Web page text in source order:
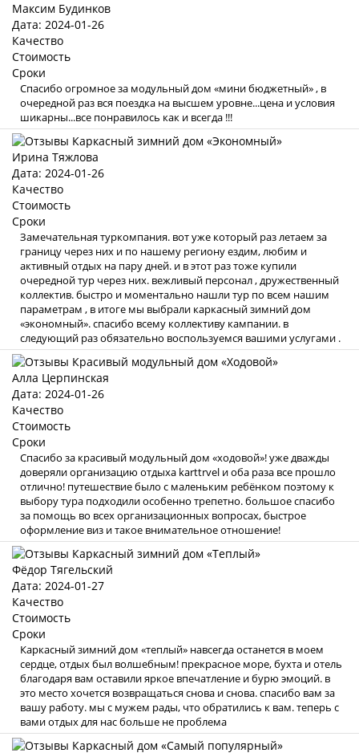
Максим Будинков
Дата: 2024-01-26
Качество
Стоимость
Сроки
Спасибо огромное за модульный дом «мини бюджетный» , в
очередной раз вся поездка на высшем уровне...цена и условия
шикарны...все понравилось как и всегда !!!
Ирина Тяжлова
Дата: 2024-01-26
Качество
Стоимость
Сроки
Замечательная туркомпания. вот уже который раз летаем за
границу через них и по нашему региону ездим, любим и
активный отдых на пару дней. и в этот раз тоже купили
очередной тур через них. вежливый персонал , дружественный
коллектив. быстро и моментально нашли тур по всем нашим
параметрам , в итоге мы выбрали каркасный зимний дом
«экономный». спасибо всему коллективу кампании. в
следующий раз обязательно воспользуемся вашими услугами .
Алла Церпинская
Дата: 2024-01-26
Качество
Стоимость
Сроки
Спасибо за красивый модульный дом «ходовой»! уже дважды
доверяли организацию отдыха karttrvel и оба раза все прошло
отлично! путешествие было с маленьким ребёнком поэтому к
выбору тура подходили особенно трепетно. большое спасибо
за помощь во всех организационных вопросах, быстрое
оформление виз и такое внимательное отношение!
Фёдор Тягельский
Дата: 2024-01-27
Качество
Стоимость
Сроки
Каркасный зимний дом «теплый» навсегда останется в моем
сердце, отдых был волшебным! прекрасное море, бухта и отель
благодаря вам оставили яркое впечатление и бурю эмоций. в
это место хочется возвращаться снова и снова. спасибо вам за
вашу работу. мы с мужем рады, что обратились к вам. теперь с
вами отдых для нас больше не проблема